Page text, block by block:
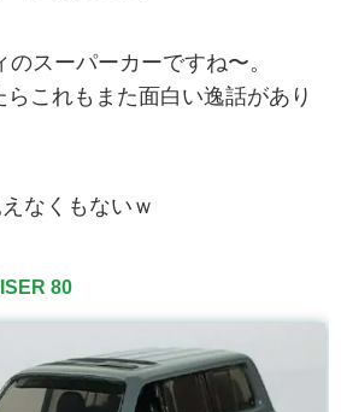
スーパーカーですね〜。
これもまた面白い逸話があり
なくもないｗ
80